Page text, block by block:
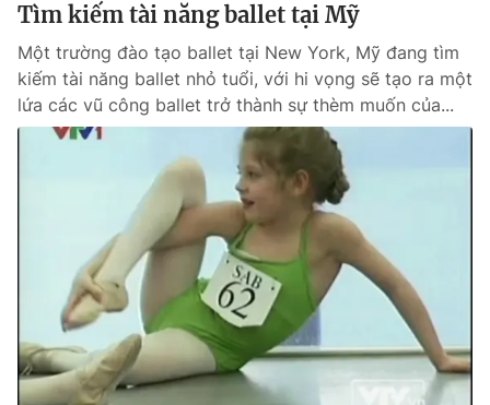
Tìm kiếm tài năng ballet tại Mỹ
Một trường đào tạo ballet tại New York, Mỹ đang tìm
kiếm tài năng ballet nhỏ tuổi, với hi vọng sẽ tạo ra một
lứa các vũ công ballet trở thành sự thèm muốn của...